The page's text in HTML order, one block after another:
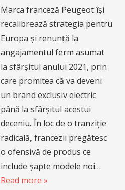
Marca franceză Peugeot își
recalibrează strategia pentru
Europa și renunță la
angajamentul ferm asumat
la sfârșitul anului 2021, prin
care promitea că va deveni
un brand exclusiv electric
până la sfârșitul acestui
deceniu. În loc de o tranziție
radicală, francezii pregătesc
o ofensivă de produs ce
include șapte modele noi…
Read more »